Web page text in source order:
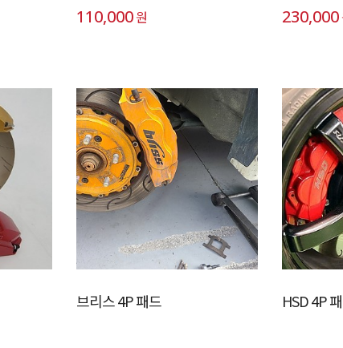
110,000원 230,000
브리스 4P 패드 HSD 4P